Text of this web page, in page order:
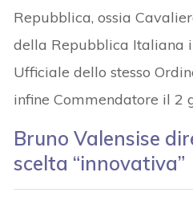
Repubblica, ossia
della Repubblica Italiana
Ufficiale dello stesso
infine Commendatore il 2
Bruno Valensise
scelta “innovativa”